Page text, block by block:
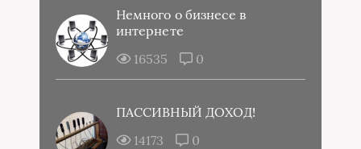
Немного о бизнесе в
интернете
16535
0
ПАССИВНЫЙ ДОХОД!
14173
0